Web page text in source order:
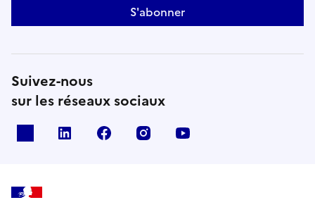
S'abonner
Suivez-nous
sur les réseaux sociaux
linkedin facebook instagram